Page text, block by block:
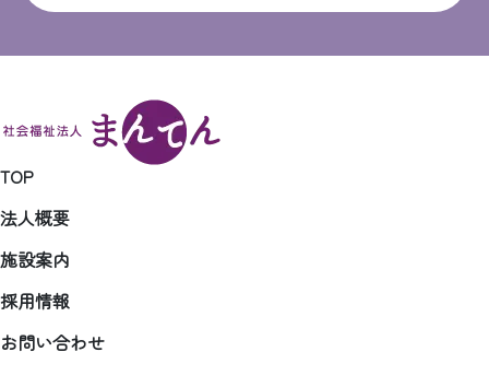
TOP
法人概要
施設案内
採用情報
お問い合わせ